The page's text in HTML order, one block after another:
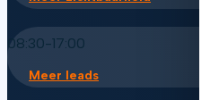
08:30-17:00
Meer leads